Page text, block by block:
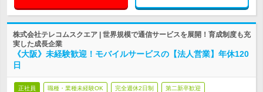
株式会社テレコムスクエア | 世界規模で通信サービスを展開！育成制度も充
実した成長企業
《大阪》未経験歓迎！モバイルサービスの【法人営業】年休120
日
正社員 職種・業種未経験OK 完全週休2日制 第二新卒歓迎